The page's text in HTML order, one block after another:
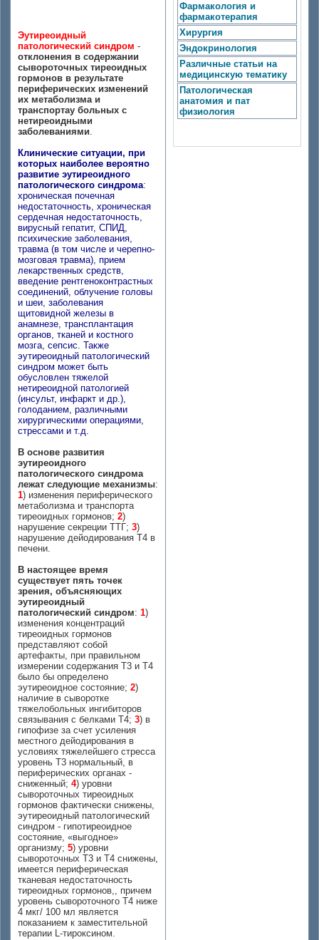
Эутиреоидный
патологический синдром -
отклонения в содержании
сывороточных тиреоидных
гормонов в результате
периферических изменений
их метаболизма и
транспортау больных с
нетиреоидными
заболеваниями.
Клинические ситуации, при
которых наиболее вероятно
развитие эутиреоидного
патологического синдрома:
хроническая почечная
недостаточность, хроническая
сердечная недостаточность,
вирусный гепатит, СПИД,
психические заболевания,
травма (в том числе и черепно-
мозговая травма), прием
лекарственных средств,
введение рентгеноконтрастных
соединений, облучение головы
и шеи, заболевания
щитовидной железы в
анамнезе, трансплантация
органов, тканей и костного
мозга, сепсис. Также
эутиреоидный патологический
синдром может быть
обусловлен тяжелой
нетиреоидной патологией
(инсульт, инфаркт и др.),
голоданием, различными
хирургическими операциями,
стрессами и т.д.
В основе развития
эутиреоидного
патологического синдрома
лежат следующие механизмы:
1) изменения периферического
метаболизма и транспорта
тиреоидных гормонов; 2)
нарушение секреции ТТГ; 3)
нарушение дейодирования Т4 в
печени.
В настоящее время
существует пять точек
зрения, объясняющих
эутиреоидный
патологический синдром: 1)
изменения концентраций
тиреоидных гормонов
представляют собой
артефакты, при правильном
измерении содержания Т3 и Т4
было бы определено
эутиреоидное состояние; 2)
наличие в сыворотке
тяжелобольных ингибиторов
связывания с белками Т4; 3) в
гипофизе за счет усиления
местного дейодирования в
условиях тяжелейшего стресса
уровень Т3 нормальный, в
периферических органах -
сниженный; 4) уровни
сывороточных тиреоидных
гормонов фактически снижены,
эутиреоидный патологический
синдром - гипотиреоидное
состояние, «выгодное»
организму; 5) уровни
сывороточных Т3 и Т4 снижены,
имеется периферическая
тканевая недостаточность
тиреоидных гормонов,, причем
уровень сывороточного Т4 ниже
4 мкг/ 100 мл является
показанием к заместительной
терапии L-тироксином.
Фармакология и
фармакотерапия
Хирургия
Эндокринология
Различные статьи на
медицинскую тематику
Патологическая
анатомия и пат
физиология